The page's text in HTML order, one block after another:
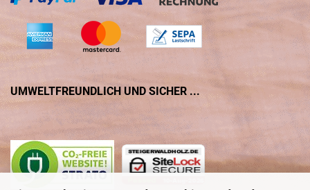
UMWELTFREUNDLICH UND SICHER ...